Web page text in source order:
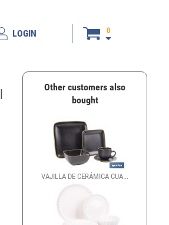
LOGIN 0
Other customers also
bought
VAJILLA DE CERÁMICA CUA...